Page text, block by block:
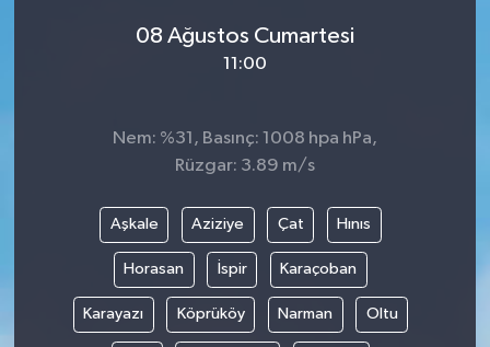
08 Ağustos Cumartesi
11:00
Nem: %31, Basınç: 1008 hpa hPa,
Rüzgar: 3.89 m/s
Aşkale Aziziye Çat Hınıs
Horasan İspir Karaçoban
Karayazı Köprüköy Narman Oltu